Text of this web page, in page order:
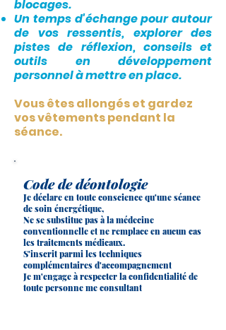
blocages.
Un temps d'échange pour autour
de vos ressentis, explorer des
pistes de réflexion, conseils et
outils en développement
personnel à mettre en place.
Vous êtes allongés et gardez
vos vêtements pendant la
séance.
Code de déontologie
Je déclare en toute conscience qu'une séance
de soin énergétique,
Ne se substitue pas à la médecine
conventionnelle et ne remplace en aucun cas
les traitements médicaux.
S'inscrit parmi les techniques
complémentaires d'accompagnement
Je m'engage à respecter la confidentialité de
toute personne me consultant